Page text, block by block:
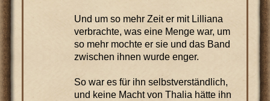
Und um so mehr Zeit er mit Lilliana
verbrachte, was eine Menge war, um
so mehr mochte er sie und das Band
zwischen ihnen wurde enger.
So war es für ihn selbstverständlich,
und keine Macht von Thalia hätte ihn